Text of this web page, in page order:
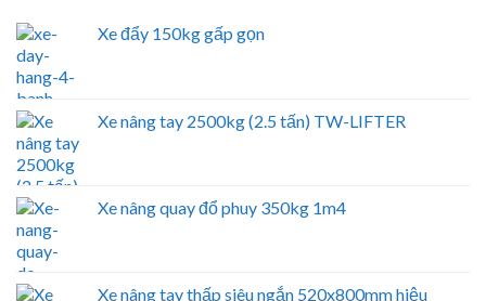
Xe đẩy 150kg gấp gọn
Xe nâng tay 2500kg (2.5 tấn) TW-LIFTER
Xe nâng quay đổ phuy 350kg 1m4
Xe nâng tay thấp siêu ngắn 520x800mm hiệu